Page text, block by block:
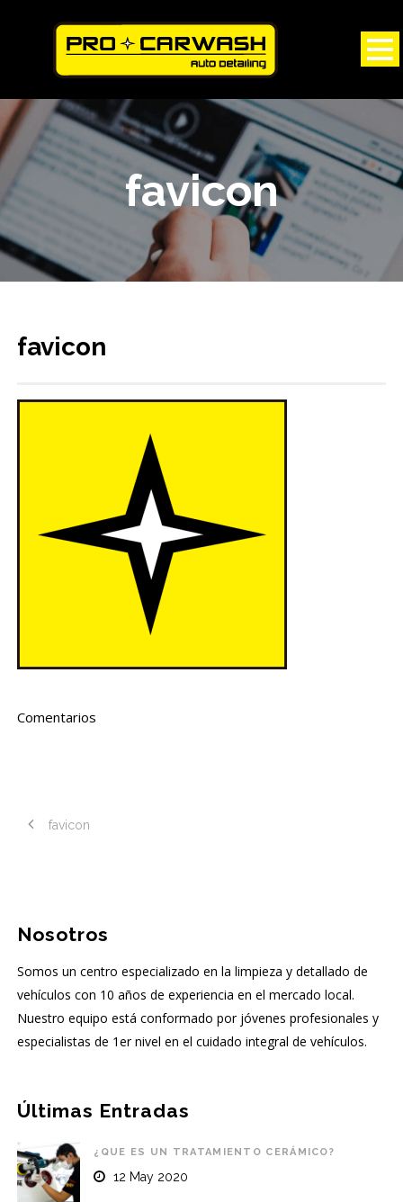
favicon
favicon
Comentarios
favicon
Nosotros
Somos un centro especializado en la limpieza y detallado de
vehículos con 10 años de experiencia en el mercado local.
Nuestro equipo está conformado por jóvenes profesionales y
especialistas de 1er nivel en el cuidado integral de vehículos.
Últimas Entradas
¿QUE ES UN TRATAMIENTO CERÁMICO?
12 May 2020